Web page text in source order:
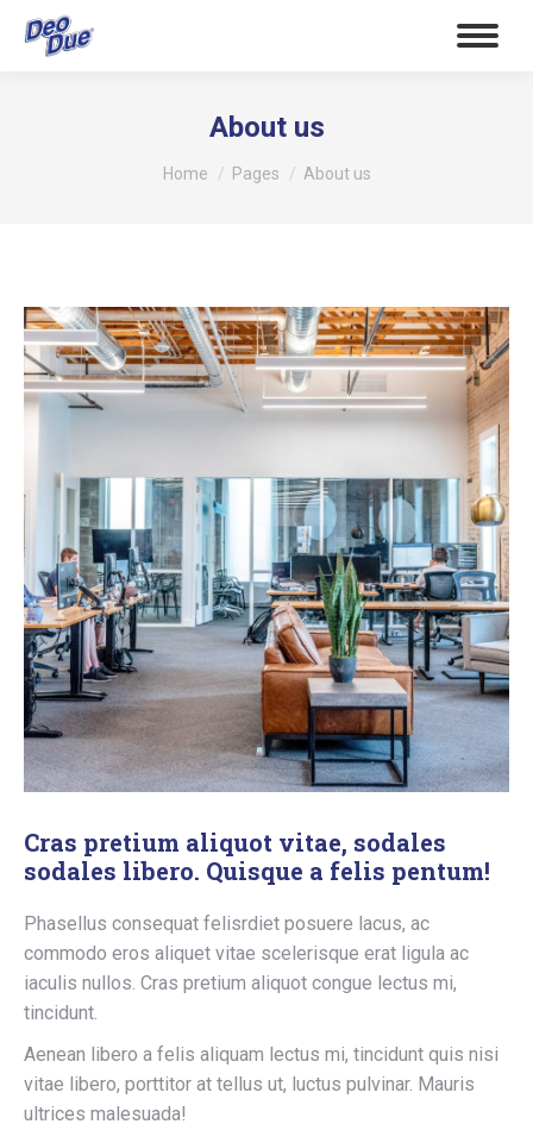
About us
Tu sei qui:
Home Pages About us
Cras pretium aliquot vitae, sodales
sodales libero. Quisque a felis pentum!
Phasellus consequat felisrdiet posuere lacus, ac
commodo eros aliquet vitae scelerisque erat ligula ac
iaculis nullos. Cras pretium aliquot congue lectus mi,
tincidunt.
Aenean libero a felis aliquam lectus mi, tincidunt quis nisi
vitae libero, porttitor at tellus ut, luctus pulvinar. Mauris
ultrices malesuada!